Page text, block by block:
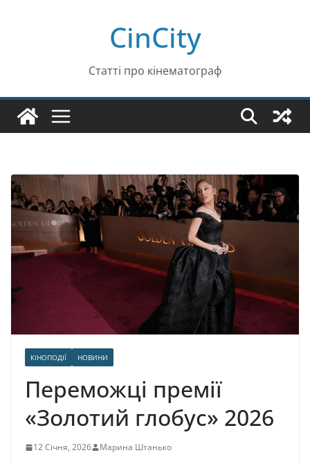
CinCity
Статті про кінематограф
КІНОПОДІЇ НОВИНИ
Переможці премії
«Золотий глобус» 2026
12 Січня, 2026 Марина Штанько